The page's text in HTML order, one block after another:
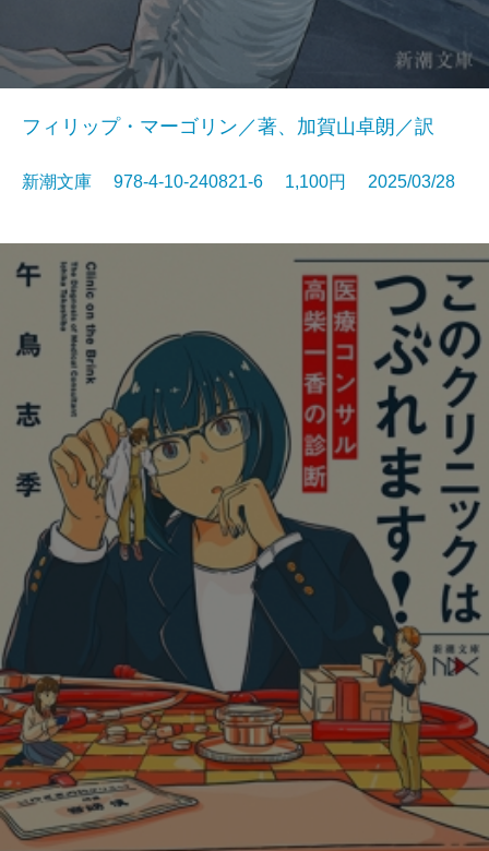
フィリップ・マーゴリン／著、加賀山卓朗／訳
新潮文庫 978-4-10-240821-6 1,100円 2025/03/28